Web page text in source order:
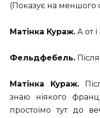
(Показує на меншого
Матінка Кураж. А от
Фельдфебель.
Матінка Кураж.
знаю ніякого
простоїмо тут до